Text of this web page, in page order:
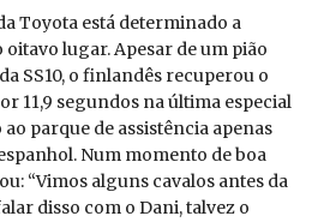
Toyota está determinado a
lugar. Apesar de um pião
SS10, o finlandês recuperou o
11,9 segundos na última especial
parque de assistência apenas
Num momento de boa
“Vimos alguns cavalos antes da
disso com o Dani, talvez o